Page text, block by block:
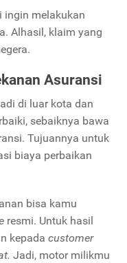
ingin melakukan
Alhasil, klaim yang
Asuransi
di luar kota dan
sebaiknya bawa
Tujuannya untuk
biaya perbaikan
bisa kamu
resmi. Untuk hasil
kepada customer
Jadi, motor milikmu